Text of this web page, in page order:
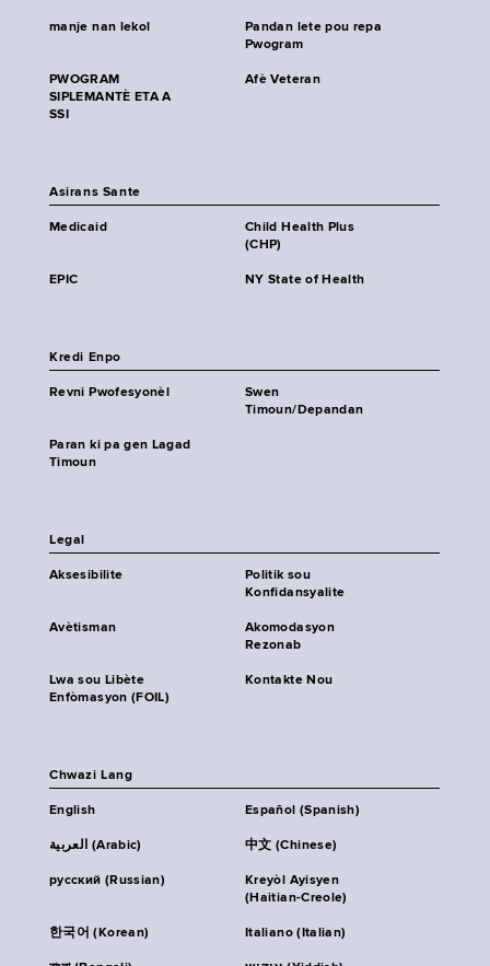
manje nan lekol
Pandan lete pou repa
Pwogram
PWOGRAM
SIPLEMANTÈ ETA A
SSI
Afè Veteran
Asirans Sante
Medicaid
Child Health Plus
(CHP)
EPIC NY State of Health
Kredi Enpo
Revni Pwofesyonèl
Swen
Timoun/Depandan
Paran ki pa gen Lagad
Timoun
Legal
Aksesibilite
Politik sou
Konfidansyalite
Avètisman
Akomodasyon
Rezonab
Lwa sou Libète
Enfòmasyon (FOIL)
Kontakte Nou
Chwazi Lang
English Español (Spanish)
العربية (Arabic) 中文 (Chinese)
русский (Russian)
Kreyòl Ayisyen
(Haitian-Creole)
한국어 (Korean) Italiano (Italian)